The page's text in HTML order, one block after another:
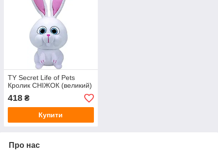
TY Secret Life of Pets
Кролик СНІЖОК (великий)
418 ₴
Купити
Про нас